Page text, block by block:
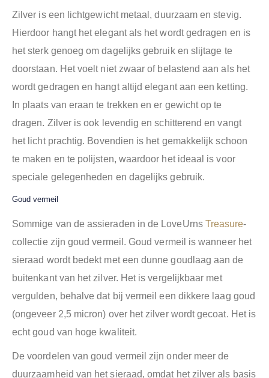
Zilver is een lichtgewicht metaal, duurzaam en stevig.
Hierdoor hangt het elegant als het wordt gedragen en is
het sterk genoeg om dagelijks gebruik en slijtage te
doorstaan. Het voelt niet zwaar of belastend aan als het
wordt gedragen en hangt altijd elegant aan een ketting.
In plaats van eraan te trekken en er gewicht op te
dragen. Zilver is ook levendig en schitterend en vangt
het licht prachtig. Bovendien is het gemakkelijk schoon
te maken en te polijsten, waardoor het ideaal is voor
speciale gelegenheden en dagelijks gebruik.
Goud vermeil
Sommige van de assieraden in de LoveUrns Treasure-
collectie zijn goud vermeil. ​​Goud vermeil is wanneer het
sieraad wordt bedekt met een dunne goudlaag aan de
buitenkant van het zilver. Het is vergelijkbaar met
vergulden, behalve dat bij vermeil een dikkere laag goud
(ongeveer 2,5 micron) over het zilver wordt gecoat. Het is
echt goud van hoge kwaliteit.
De voordelen van goud vermeil zijn onder meer de
duurzaamheid van het sieraad, omdat het zilver als basis